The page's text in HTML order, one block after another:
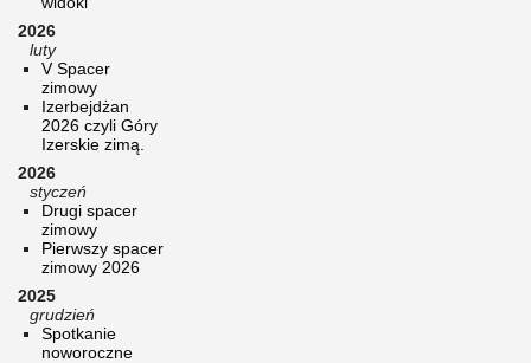
2026
luty
V Spacer
zimowy
Izerbejdżan
2026 czyli Góry
Izerskie zimą.
2026
styczeń
Drugi spacer
zimowy
Pierwszy spacer
zimowy 2026
2025
grudzień
Spotkanie
noworoczne